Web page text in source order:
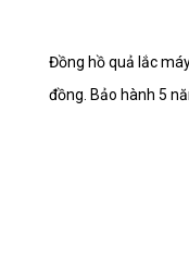
Đồng hồ quả lắc
đồng. Bảo hành 5